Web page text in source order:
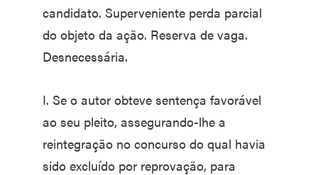
candidato. Superveniente perda parcial
do objeto da ação. Reserva de vaga.
Desnecessária.
I. Se o autor obteve sentença favorável
ao seu pleito, assegurando-lhe a
reintegração no concurso do qual havia
sido excluído por reprovação, para